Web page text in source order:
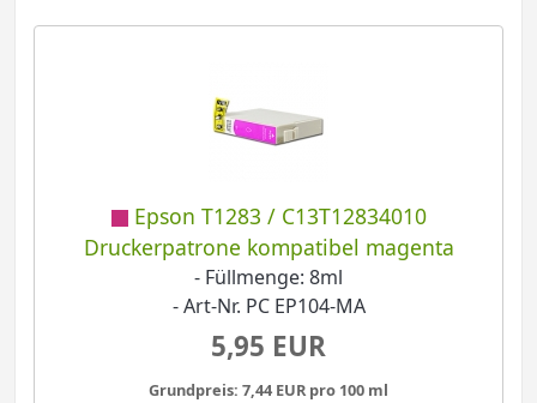
Epson T1283 / C13T12834010
Druckerpatrone kompatibel magenta
- Füllmenge: 8ml
- Art-Nr. PC EP104-MA
5,95 EUR
Grundpreis: 7,44 EUR pro 100 ml